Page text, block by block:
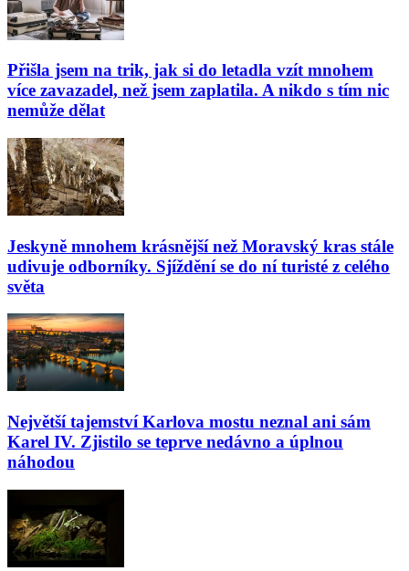
Přišla jsem na trik, jak si do letadla vzít mnohem
více zavazadel, než jsem zaplatila. A nikdo s tím nic
nemůže dělat
Jeskyně mnohem krásnější než Moravský kras stále
udivuje odborníky. Sjíždění se do ní turisté z celého
světa
Největší tajemství Karlova mostu neznal ani sám
Karel IV. Zjistilo se teprve nedávno a úplnou
náhodou